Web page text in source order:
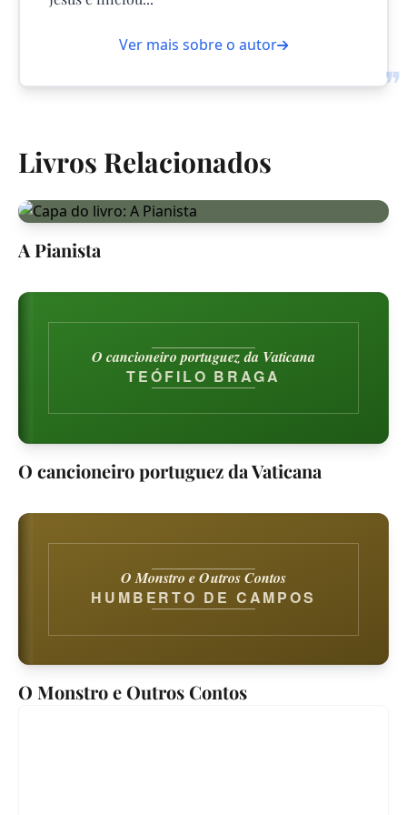
❞
Ver mais sobre o autor
Livros Relacionados
A Pianista
O cancioneiro portuguez da Vaticana
TEÓFILO BRAGA
O cancioneiro portuguez da Vaticana
O Monstro e Outros Contos
HUMBERTO DE CAMPOS
O Monstro e Outros Contos